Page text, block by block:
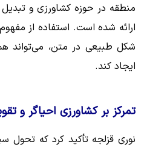
منطقه در حوزه کشاورزی و
ارائه شده است. استفاده از
شکل طبیعی در متن، می‌تواند
ایجاد کند.
تمرکز بر کشاورزی احیاگر و
نوری قزلجه تأکید کرد که تحول